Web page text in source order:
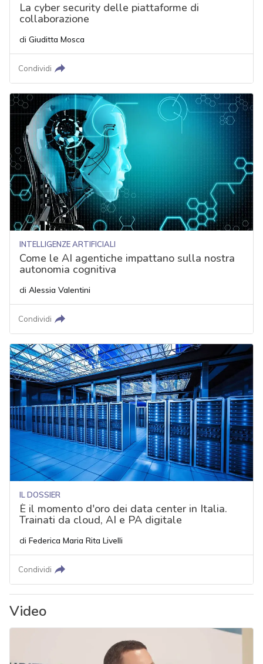
La cyber security delle piattaforme di
collaborazione
di Giuditta Mosca
Condividi
INTELLIGENZE ARTIFICIALI
Come le AI agentiche impattano sulla nostra
autonomia cognitiva
di Alessia Valentini
Condividi
IL DOSSIER
È il momento d'oro dei data center in Italia.
Trainati da cloud, AI e PA digitale
di Federica Maria Rita Livelli
Condividi
Video